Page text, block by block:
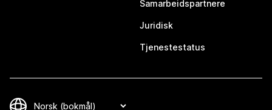
Samarbeidspartnere
Juridisk
Tjenestestatus